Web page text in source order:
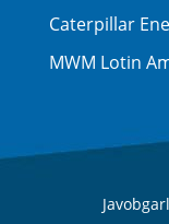
Caterpillar
MWM Lotin